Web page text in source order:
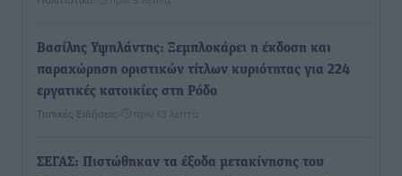
Βασίλης Υψηλάντης: Ξεμπλοκάρει η έκδοση και
παραχώρηση οριστικών τίτλων κυριότητας για 224
εργατικές κατοικίες στη Ρόδο
Τοπικές Ειδήσεις πριν 13 λεπτά
ΣΕΓΑΣ: Πιστώθηκαν τα έξοδα μετακίνησης του